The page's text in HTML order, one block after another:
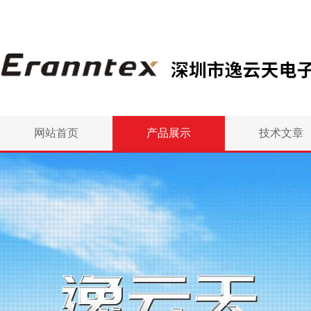
网站首页 产品展示 技术文章